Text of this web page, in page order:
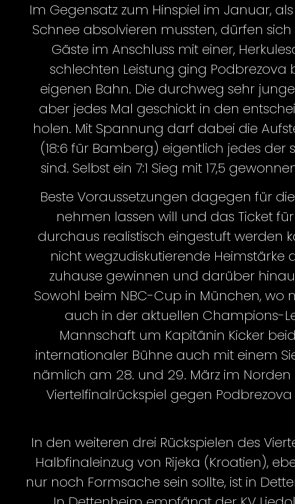
Im Gegensatz zum Hinspiel im Januar,
Schnee absolvieren mussten, dürfen
Gäste im Anschluss mit einer,
schlechten Leistung ging Podbrezova
eigenen Bahn. Die durchweg sehr
aber jedes Mal geschickt in den
holen. Mit Spannung darf dabei die
(18:6 für Bamberg) eigentlich jedes der
sind. Selbst ein 7:1 Sieg mit 17,5
Beste Voraussetzungen dagegen für
nehmen lassen will und das Ticket
durchaus realistisch eingestuft werden
nicht wegzudiskutierende Heimstärke
zuhause gewinnen und darüber
Sowohl beim NBC-Cup in München,
auch in der aktuellen Champions-
Mannschaft um Kapitänin Kicker
internationaler Bühne auch mit einem
nämlich am 28. und 29. März im
Viertelfinalrückspiel gegen
In den weiteren drei Rückspielen des
Halbfinaleinzug von Rijeka (Kroatien),
nur noch Formsache sein sollte, ist in